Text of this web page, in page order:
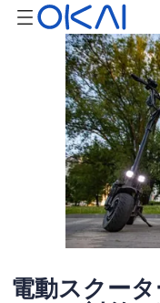
電動スクー